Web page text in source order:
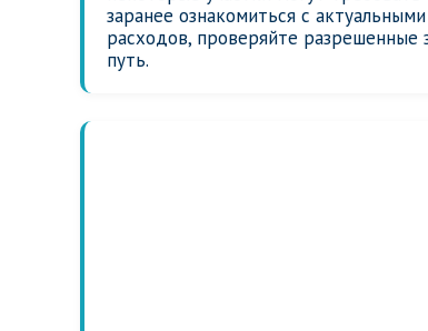
заранее ознакомиться с
расходов, проверяйте
путь.